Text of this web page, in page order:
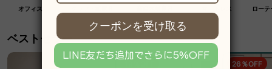
オフィス マットレス ロー
ベストセラー
26％OFF